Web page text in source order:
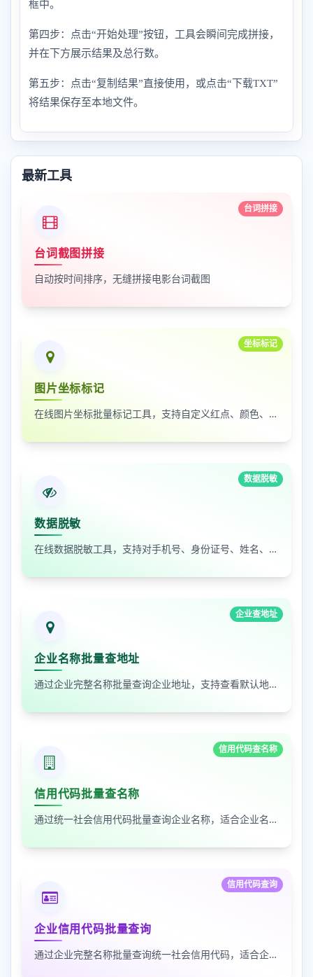
框中。
第四步：点击“开始处理”按钮，工具会瞬间完成拼接，
并在下方展示结果及总行数。
第五步：点击“复制结果”直接使用，或点击“下载TXT”
将结果保存至本地文件。
最新工具
台词拼接
台词截图拼接
自动按时间排序，无缝拼接电影台词截图
坐标标记
图片坐标标记
在线图片坐标批量标记工具，支持自定义红点、颜色、大小及序号
数据脱敏
数据脱敏
在线数据脱敏工具，支持对手机号、身份证号、姓名、邮箱等敏感数据进行批量脱敏处理，保护隐私安全
企业查地址
企业名称批量查地址
通过企业完整名称批量查询企业地址，支持查看默认地址、年报地址和注册地址，适合企业资料整理和工商信息核对
信用代码查名称
信用代码批量查名称
通过统一社会信用代码批量查询企业名称，适合企业名单核验、客户资料整理和工商信息补全
信用代码查询
企业信用代码批量查询
通过企业完整名称批量查询统一社会信用代码，适合企业资料整理、名单核验和工商信息匹配